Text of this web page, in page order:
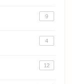
9
4
12